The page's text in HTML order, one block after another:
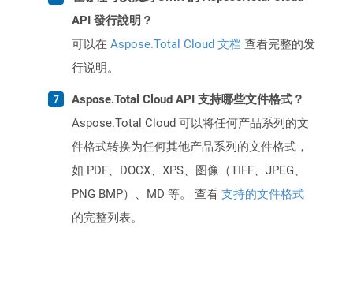
API 發行說明？
可以在 Aspose.Total Cloud 文档 查看完整的发
行说明。
Aspose.Total Cloud API 支持哪些文件格式？
Aspose.Total Cloud 可以将任何产品系列的文
件格式转换为任何其他产品系列的文件格式，
如 PDF、DOCX、XPS、图像（TIFF、JPEG、
PNG BMP）、MD 等。 查看 支持的文件格式
的完整列表。